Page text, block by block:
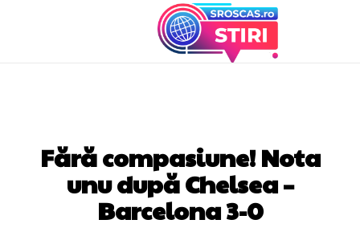
Fără compasiune! Nota
unu după Chelsea –
Barcelona 3-0